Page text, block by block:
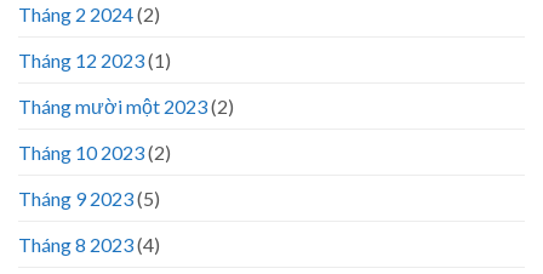
Tháng 2 2024(2)
Tháng 12 2023(1)
Tháng mười một 2023(2)
Tháng 10 2023(2)
Tháng 9 2023(5)
Tháng 8 2023(4)